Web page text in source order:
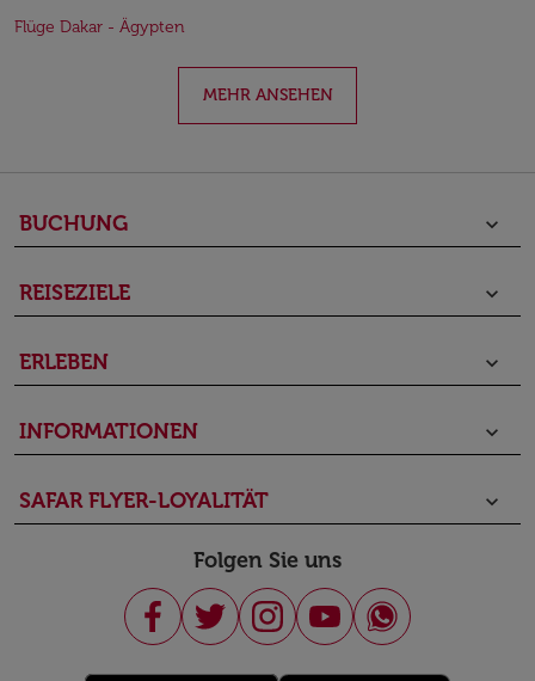
Flüge Dakar - Ägypten
MEHR ANSEHEN
BUCHUNG keyboard_arrow_down
REISEZIELE keyboard_arrow_down
ERLEBEN keyboard_arrow_down
INFORMATIONEN keyboard_arrow_down
SAFAR FLYER-LOYALITÄT keyboard_arrow_down
Folgen Sie uns